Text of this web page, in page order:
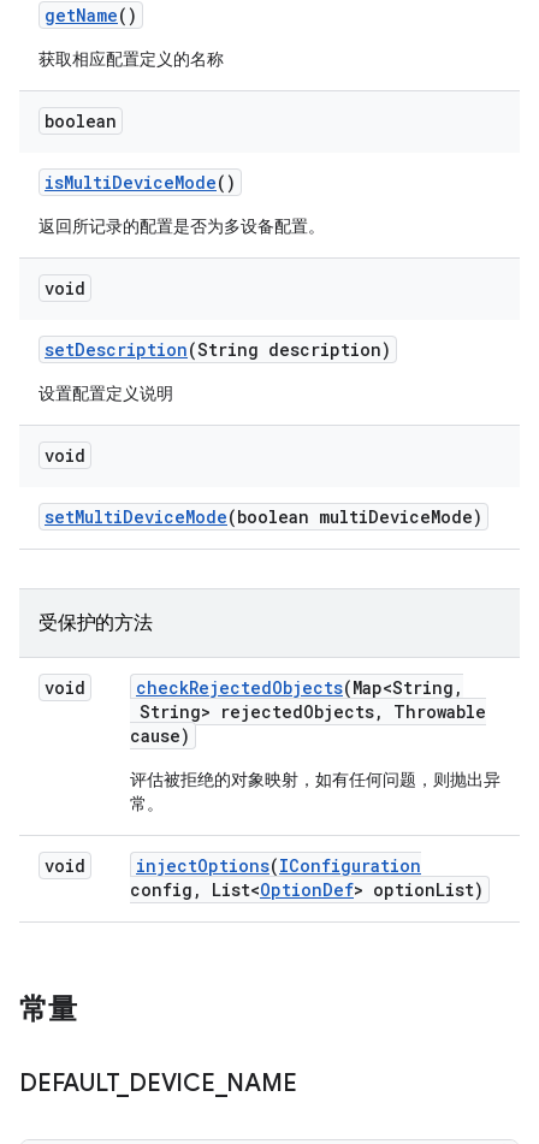
getName()
获取相应配置定义的名称
boolean
isMultiDeviceMode()
返回所记录的配置是否为多设备配置。
void
setDescription(String description)
设置配置定义说明
void
setMultiDeviceMode(boolean multiDeviceMode)
受保护的方法
void checkRejectedObjects(Map<String ,
String> rejectedObjects,
Throwable
cause)
评估被拒绝的对象映射，如有任何问题，则抛出异
常。
void injectOptions(IConfiguration
config , List<OptionDef> optionList)
常量
DEFAULT_ DEVICE NAME